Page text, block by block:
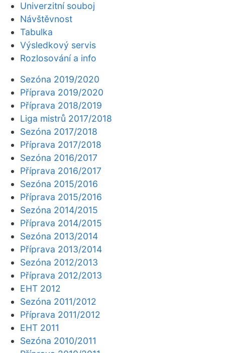
Univerzitní souboj
Návštěvnost
Tabulka
Výsledkový servis
Rozlosování a info
Sezóna 2019/2020
Příprava 2019/2020
Příprava 2018/2019
Liga mistrů 2017/2018
Sezóna 2017/2018
Příprava 2017/2018
Sezóna 2016/2017
Příprava 2016/2017
Sezóna 2015/2016
Příprava 2015/2016
Sezóna 2014/2015
Příprava 2014/2015
Sezóna 2013/2014
Příprava 2013/2014
Sezóna 2012/2013
Příprava 2012/2013
EHT 2012
Sezóna 2011/2012
Příprava 2011/2012
EHT 2011
Sezóna 2010/2011